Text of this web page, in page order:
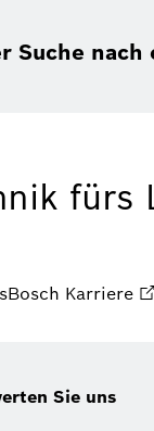
Suche nach
fürs
Bosch Karriere
Sie uns